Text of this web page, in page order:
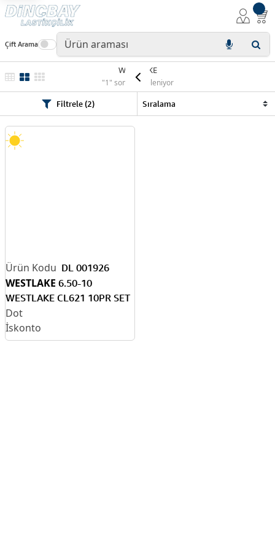
Çift Arama
WESTLAKE
"1" sonuç listeleniyor
Filtrele (2)
DL 001926
WESTLAKE 6.50-10
WESTLAKE CL621 10PR SET